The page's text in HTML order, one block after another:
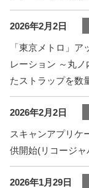
2026年2月2日
「東京メトロ」
レーション ～丸
たストラップを数
2026年2月2日
スキャンアプリケ
供開始(リコージャ
2026年1月29日